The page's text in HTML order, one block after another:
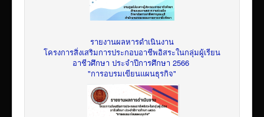
รายงานผลหารดำเนินงาน
โครงการสิ่งเสริมการประกอบอาชีพอิสระในกลุ่มผู้เรียน
อาชีวศึกษา ประจำปีการศึกษา 2566
"การอบรมเขียนแผนธุรกิจ"